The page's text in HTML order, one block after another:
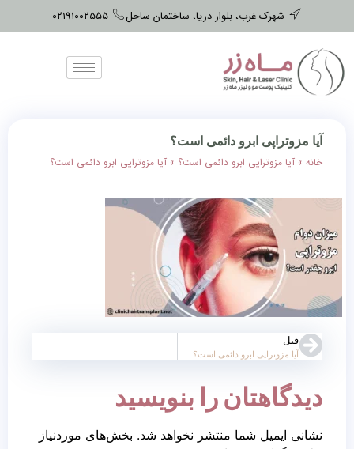
شهرک غرب، بلوار دریا، ساختمان ساحل ۰۲۱۹۱۰۰۲۵۵۵
آیا مزوتراپی ابرو دائمی ‌است؟
خانه » آیا مزوتراپی ابرو دائمی است؟ » آیا مزوتراپی ابرو دائمی ‌است؟
قبل
آیا مزوتراپی ابرو دائمی است؟
دیدگاهتان را بنویسید
نشانی ایمیل شما منتشر نخواهد شد. بخش‌های موردنیاز